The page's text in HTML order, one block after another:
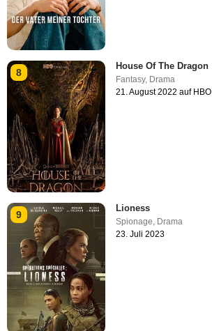
8
House Of The Dragon
Fantasy, Drama
21. August 2022 auf HBO
9
Lioness
Spionage Drama
23. Juli 2023